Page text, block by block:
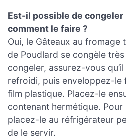
Est-il possible de congeler
comment le faire ?
Oui, le Gâteaux au fromage
de Poudlard se congèle
congeler, assurez-vous
refroidi, puis enveloppez-le
film plastique. Placez-le
contenant hermétique. Pour
placez-le au réfrigérateur
de le servir.